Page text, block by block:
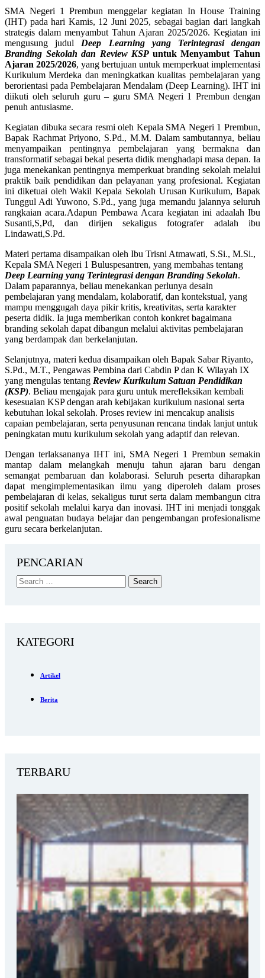
SMA Negeri 1 Prembun menggelar kegiatan In House Training
(IHT) pada hari Kamis, 12 Juni 2025, sebagai bagian dari langkah
strategis dalam menyambut Tahun Ajaran 2025/2026. Kegiatan ini
mengusung judul Deep Learning yang Terintegrasi dengan
Branding Sekolah dan Review KSP untuk Menyambut Tahun
Ajaran 2025/2026, yang bertujuan untuk memperkuat implementasi
Kurikulum Merdeka dan meningkatkan kualitas pembelajaran yang
berorientasi pada Pembelajaran Mendalam (Deep Learning). IHT ini
diikuti oleh seluruh guru – guru SMA Negeri 1 Prembun dengan
penuh antusiasme.
Kegiatan dibuka secara resmi oleh Kepala SMA Negeri 1 Prembun,
Bapak Rachmat Priyono, S.Pd., M.M. Dalam sambutannya, beliau
menyampaikan pentingnya pembelajaran yang bermakna dan
transformatif sebagai bekal peserta didik menghadapi masa depan. Ia
juga menekankan pentingnya memperkuat branding sekolah melalui
praktik baik pendidikan dan pelayanan yang profesional. Kegiatan
ini diketuai oleh Wakil Kepala Sekolah Urusan Kurikulum, Bapak
Tunggul Adi Yuwono, S.Pd., yang juga memandu jalannya seluruh
rangkaian acara.Adapun Pembawa Acara kegiatan ini adaalah Ibu
Susanti,S,Pd, dan dirijen sekaligus fotografer adalah ibu
Lindawati,S.Pd.
Materi pertama disampaikan oleh Ibu Trisni Atmawati, S.Si., M.Si.,
Kepala SMA Negeri 1 Buluspesantren, yang membahas tentang
Deep Learning yang Terintegrasi dengan Branding Sekolah.
Dalam paparannya, beliau menekankan perlunya desain
pembelajaran yang mendalam, kolaboratif, dan kontekstual, yang
mampu menggugah daya pikir kritis, kreativitas, serta karakter
peserta didik. Ia juga memberikan contoh konkret bagaimana
branding sekolah dapat dibangun melalui aktivitas pembelajaran
yang berdampak dan berkelanjutan.
Selanjutnya, materi kedua disampaikan oleh Bapak Sabar Riyanto,
S.Pd., M.T., Pengawas Pembina dari Cabdin P dan K Wilayah IX
yang mengulas tentang Review Kurikulum Satuan Pendidikan
(KSP). Beliau mengajak para guru untuk merefleksikan kembali
kesesuaian KSP dengan arah kebijakan kurikulum nasional serta
kebutuhan lokal sekolah. Proses review ini mencakup analisis
capaian pembelajaran, serta penyusunan rencana tindak lanjut untuk
peningkatan mutu kurikulum sekolah yang adaptif dan relevan.
Dengan terlaksananya IHT ini, SMA Negeri 1 Prembun semakin
mantap dalam melangkah menuju tahun ajaran baru dengan
semangat pembaruan dan kolaborasi. Seluruh peserta diharapkan
dapat mengimplementasikan ilmu yang diperoleh dalam proses
pembelajaran di kelas, sekaligus turut serta dalam membangun citra
positif sekolah melalui karya dan inovasi. IHT ini menjadi tonggak
awal penguatan budaya belajar dan pengembangan profesionalisme
guru secara berkelanjutan.
PENCARIAN
KATEGORI
Artikel
Berita
TERBARU